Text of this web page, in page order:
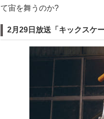
て宙を舞うのか?
2月29日放送「キックスケ